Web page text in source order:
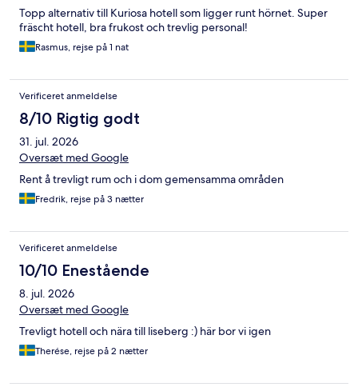
Topp alternativ till Kuriosa hotell som ligger runt hörnet. Super
fräscht hotell, bra frukost och trevlig personal!
Rasmus, rejse på 1 nat
Verificeret anmeldelse
8/10 Rigtig godt
31. jul. 2026
Oversæt med Google
Rent å trevligt rum och i dom gemensamma områden
Fredrik, rejse på 3 nætter
Verificeret anmeldelse
10/10 Enestående
8. jul. 2026
Oversæt med Google
Trevligt hotell och nära till liseberg :) här bor vi igen
Therése, rejse på 2 nætter